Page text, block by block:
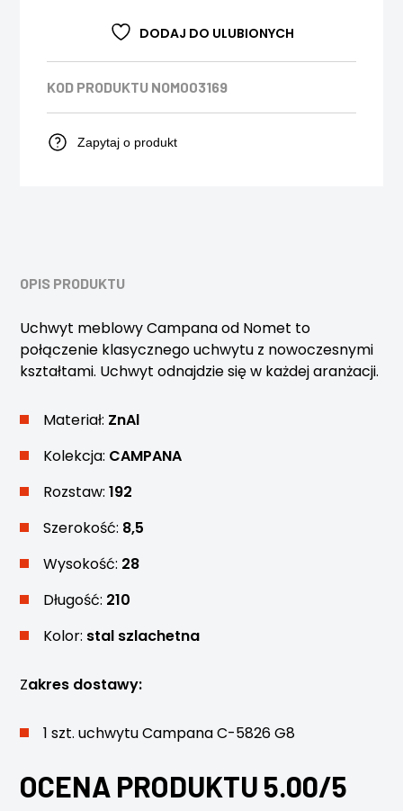
DODAJ DO ULUBIONYCH
KOD PRODUKTU NOM003169
Zapytaj o produkt
OPIS PRODUKTU
Uchwyt meblowy Campana od Nomet to
połączenie klasycznego uchwytu z nowoczesnymi
kształtami. Uchwyt odnajdzie się w każdej aranżacji.
Materiał: ZnAl
Kolekcja: CAMPANA
Rozstaw:192
Szerokość: 8,5
Wysokość: 28
Długość: 210
Kolor: stal szlachetna
Zakres dostawy:
1 szt. uchwytu Campana C-5826 G8
OCENA PRODUKTU 5.00/5